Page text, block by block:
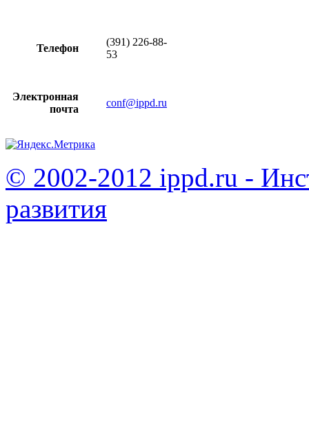
Телефон
(391) 226-88-
53
Электронная
почта
conf@ippd.ru
© 2002-2012 ippd.ru -
развития